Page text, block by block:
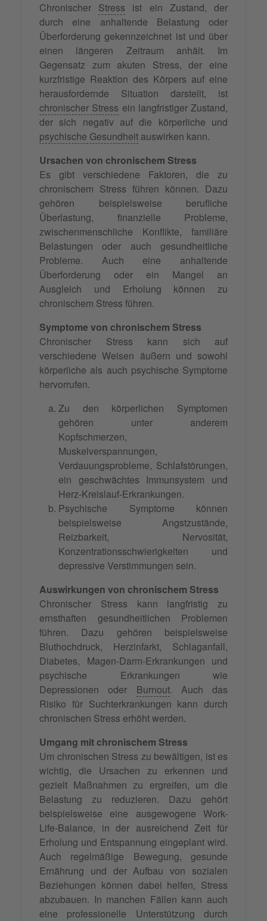
Chronischer Stress ist ein Zustand, der
durch eine anhaltende Belastung oder
Überforderung gekennzeichnet ist und über
einen längeren Zeitraum anhält. Im
Gegensatz zum akuten Stress, der eine
kurzfristige Reaktion des Körpers auf eine
herausfordernde Situation darstellt, ist
chronischer Stress ein langfristiger Zustand,
der sich negativ auf die körperliche und
psychische Gesundheit auswirken kann.
Ursachen von chronischem Stress
Es gibt verschiedene Faktoren, die zu
chronischem Stress führen können. Dazu
gehören beispielsweise berufliche
Überlastung, finanzielle Probleme,
zwischenmenschliche Konflikte, familiäre
Belastungen oder auch gesundheitliche
Probleme. Auch eine anhaltende
Überforderung oder ein Mangel an
Ausgleich und Erholung können zu
chronischem Stress führen.
Symptome von chronischem Stress
Chronischer Stress kann sich auf
verschiedene Weisen äußern und sowohl
körperliche als auch psychische Symptome
hervorrufen.
Zu den körperlichen Symptomen
gehören unter anderem
Kopfschmerzen,
Muskelverspannungen,
Verdauungsprobleme, Schlafstörungen,
ein geschwächtes Immunsystem und
Herz-Kreislauf-Erkrankungen.
Psychische Symptome können
beispielsweise Angstzustände,
Reizbarkeit, Nervosität,
Konzentrationsschwierigkeiten und
depressive Verstimmungen sein.
Auswirkungen von chronischem Stress
Chronischer Stress kann langfristig zu
ernsthaften gesundheitlichen Problemen
führen. Dazu gehören beispielsweise
Bluthochdruck, Herzinfarkt, Schlaganfall,
Diabetes, Magen-Darm-Erkrankungen und
psychische Erkrankungen wie
Depressionen oder Burnout. Auch das
Risiko für Suchterkrankungen kann durch
chronischen Stress erhöht werden.
Umgang mit chronischem Stress
Um chronischen Stress zu bewältigen, ist es
wichtig, die Ursachen zu erkennen und
gezielt Maßnahmen zu ergreifen, um die
Belastung zu reduzieren. Dazu gehört
beispielsweise eine ausgewogene Work-
Life-Balance, in der ausreichend Zeit für
Erholung und Entspannung eingeplant wird.
Auch regelmäßige Bewegung, gesunde
Ernährung und der Aufbau von sozialen
Beziehungen können dabei helfen, Stress
abzubauen. In manchen Fällen kann auch
eine professionelle Unterstützung durch